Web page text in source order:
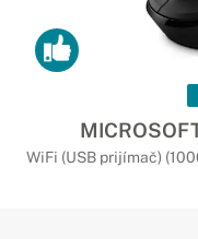
WiFi (USB prijímač)